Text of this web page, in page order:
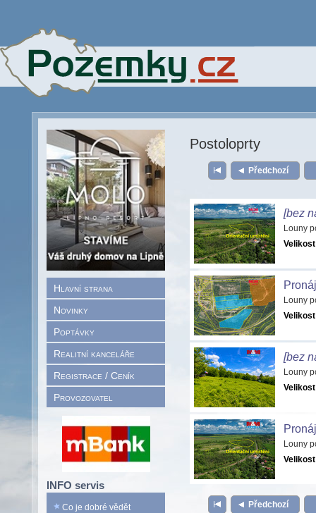
Hlavní strana
Novinky
Poptávky
Realitní kanceláře
Registrace / Ceník
Provozovatel
INFO servis
Co je dobré vědět
Postoloprty
Předchozí
[bez
Louny
Louny
[bez
Louny
Louny
Předchozí